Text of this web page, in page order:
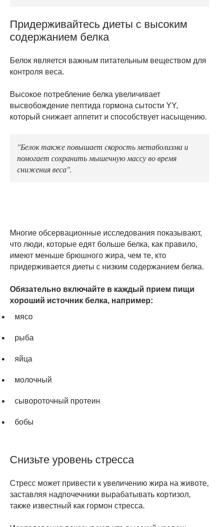
Придерживайтесь диеты с высоким
содержанием белка
Белок является важным питательным веществом для
контроля веса.
Высокое потребление белка увеличивает
высвобождение пептида гормона сытости YY,
который снижает аппетит и способствует насыщению.
"Белок также повышает скорость метаболизма и
помогает сохранить мышечную массу во время
снижения веса".
Многие обсервационные исследования показывают,
что люди, которые едят больше белка, как правило,
имеют меньше брюшного жира, чем те, кто
придерживается диеты с низким содержанием белка.
Обязательно включайте в каждый прием пищи
хороший источник белка, например:
мясо
рыба
яйца
молочный
сывороточный протеин
бобы
Снизьте уровень стресса
Стресс может привести к увеличению жира на животе,
заставляя надпочечники вырабатывать кортизол,
также известный как гормон стресса.